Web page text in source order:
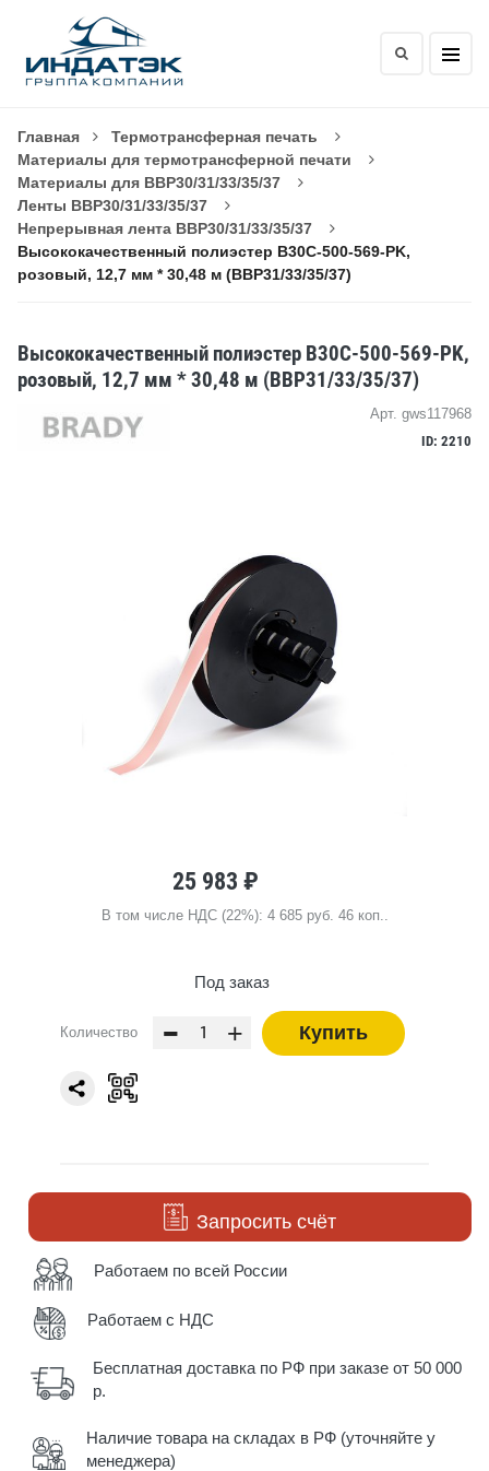
Главная
Термотрансферная печать
Материалы для термотрансферной печати
Материалы для BBP30/31/33/35/37
Ленты BBP30/31/33/35/37
Непрерывная лента BBP30/31/33/35/37
Высококачественный полиэстер B30C-500-569-PK,
розовый, 12,7 мм * 30,48 м (BBP31/33/35/37)
Высококачественный полиэстер B30C-500-569-PK,
розовый, 12,7 мм * 30,48 м (BBP31/33/35/37)
Арт. gws117968
ID: 2210
25 983 ₽
В том числе НДС (22%): 4 685 руб. 46 коп..
Под заказ
Количество - + Купить
Запросить счёт
Работаем по всей России
Работаем с НДС
Бесплатная доставка по РФ при заказе от 50 000
р.
Наличие товара на складах в РФ (уточняйте у
менеджера)